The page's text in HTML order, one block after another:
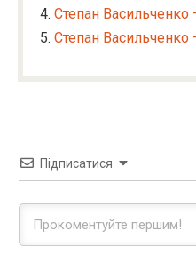
Степан Васильченко
Степан Васильченко
Підписатися